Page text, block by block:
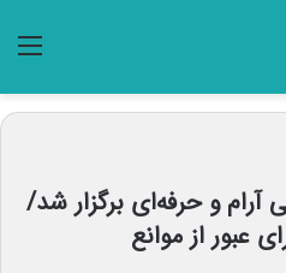
آرام و حرفه‌ای برگزار شد/
عبور از موانع